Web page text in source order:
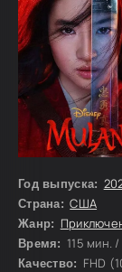
Год выпуска:
Страна: США
Жанр:
Время: 115 мин.
Качество: FHD